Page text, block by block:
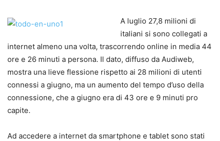
A luglio 27,8 milioni di
italiani si sono collegati a
internet almeno una volta, trascorrendo online in media 44
ore e 26 minuti a persona. Il dato, diffuso da Audiweb,
mostra una lieve flessione rispetto ai 28 milioni di utenti
connessi a giugno, ma un aumento del tempo d’uso della
connessione, che a giugno era di 43 ore e 9 minuti pro
capite.
Ad accedere a internet da smartphone e tablet sono stati